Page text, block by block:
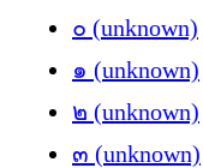
๐ (unknown)
๑ (unknown)
๒ (unknown)
๓ (unknown)